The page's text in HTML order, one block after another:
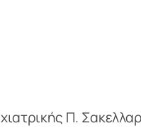
Π.